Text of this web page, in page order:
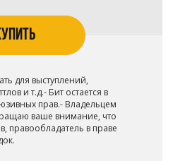
для выступлений,
и т.д.- Бит остается в
прав.- Владельцем
ваше внимание, что
правообладатель в праве